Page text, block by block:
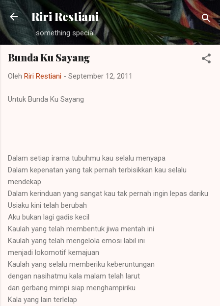
Langsung ke konten utama
Riri Restiani
something special
Bunda Ku Sayang
Oleh Riri Restiani - September 12, 2011
Untuk Bunda Ku Sayang
Dalam setiap irama tubuhmu kau selalu menyapa
Dalam kepenatan yang tak pernah terbisikkan kau selalu
mendekap
Dalam kerinduan yang sangat kau tak pernah ingin lepas dariku
Usiaku kini telah berubah
Aku bukan lagi gadis kecil
Kaulah yang telah membentuk jiwa mentah ini
Kaulah yang telah mengelola emosi labil ini
menjadi lokomotif kemajuan
Kaulah yang selalu memberiku keberuntungan
dengan nasihatmu kala malam telah larut
dan gerbang mimpi siap menghampiriku
Kala yang lain terlelap